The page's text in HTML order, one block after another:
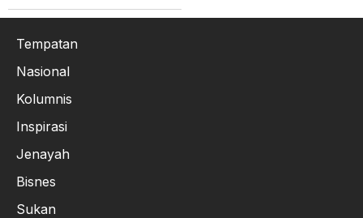
Tempatan
Nasional
Kolumnis
Inspirasi
Jenayah
Bisnes
Sukan